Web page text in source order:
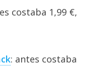
costaba 1,99 €,
: antes costaba